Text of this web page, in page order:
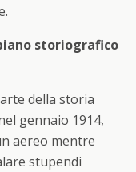
storiografico
della storia
gennaio 1914,
aereo mentre
stupendi